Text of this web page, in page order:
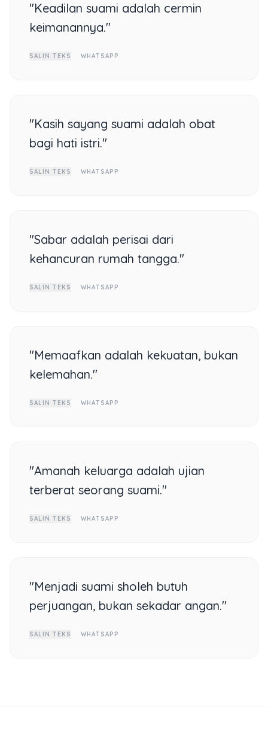
"Keadilan suami adalah cermin
keimanannya."
SALIN TEKS WHATSAPP
"Kasih sayang suami adalah obat
bagi hati istri."
SALIN TEKS WHATSAPP
"Sabar adalah perisai dari
kehancuran rumah tangga."
SALIN TEKS WHATSAPP
"Memaafkan adalah kekuatan, bukan
kelemahan."
SALIN TEKS WHATSAPP
"Amanah keluarga adalah ujian
terberat seorang suami."
SALIN TEKS WHATSAPP
"Menjadi suami sholeh butuh
perjuangan, bukan sekadar angan."
SALIN TEKS WHATSAPP